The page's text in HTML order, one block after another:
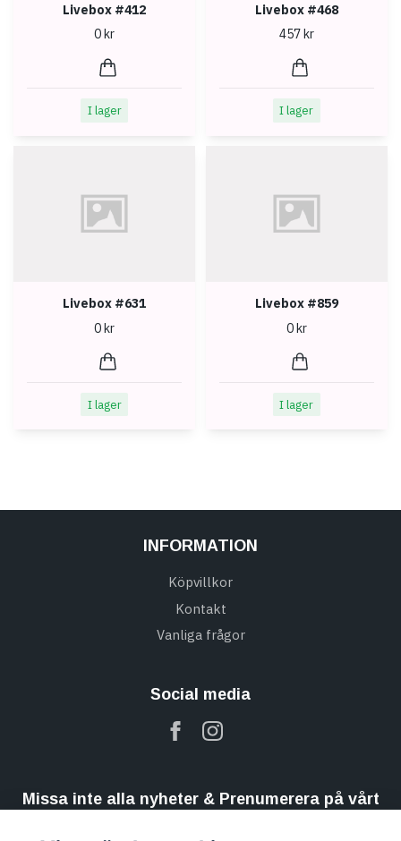
Livebox #412
0 kr
I lager
Livebox #468
457 kr
I lager
Livebox #631
0 kr
I lager
Livebox #859
0 kr
I lager
INFORMATION
Köpvillkor
Kontakt
Vanliga frågor
Social media
Missa inte alla nyheter & Prenumerera på vårt